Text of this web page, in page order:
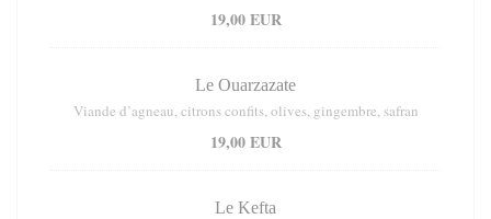
19,00 EUR
Le Ouarzazate
Viande d’agneau, citrons confits, olives, gingembre, safran
19,00 EUR
Le Kefta